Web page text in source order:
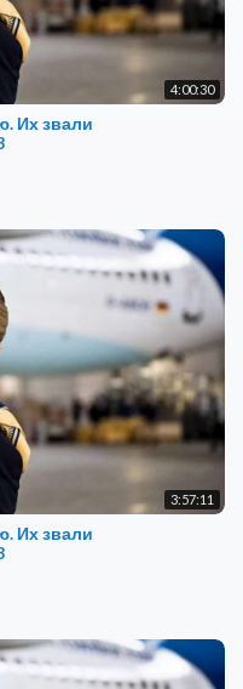
4:00:30
Их звали
3:57:11
Их звали